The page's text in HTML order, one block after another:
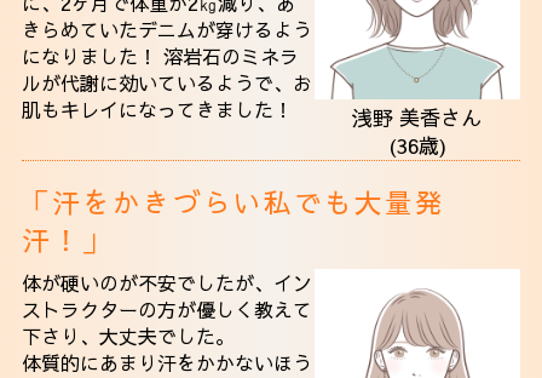
浅野 美香さん
(36歳)
きらめていたデニムが穿けるよう
になりました！ 溶岩石のミネラ
ルが代謝に効いているようで、お
肌もキレイになってきました！
「汗をかきづらい私でも大量発
汗！」
体が硬いのが不安でしたが、イン
ストラクターの方が優しく教えて
下さり、大丈夫でした。
体質的にあまり汗をかかないほう